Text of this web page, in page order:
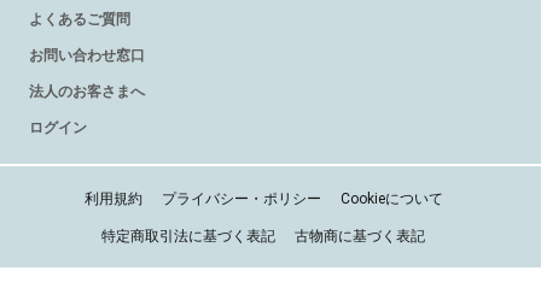
よくあるご質問
お問い合わせ窓口
法人のお客さまへ
ログイン
利用規約 プライバシー・ポリシー Cookieについて
特定商取引法に基づく表記 古物商に基づく表記